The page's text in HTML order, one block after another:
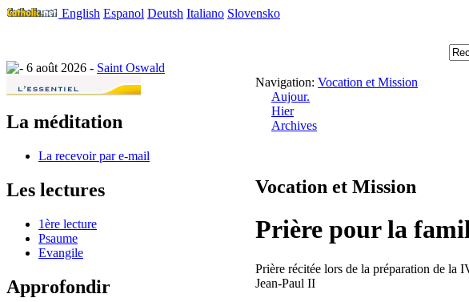
English Espanol Deutsh Italiano Slovensko
6 août 2026 - Saint Oswald
La méditation
La recevoir par e-mail
Les lectures
1ère lecture
Psaume
Evangile
Approfondir
Navigation: Vocation et Mission
Aujour.
Hier
Archives
Vocation et Mission
Prière pour la
Prière récitée lors de la préparation de la
Jean-Paul II